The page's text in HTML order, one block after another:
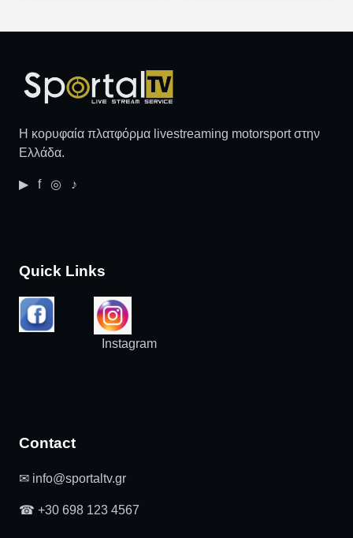
Η κορυφαία πλατφόρμα livestreaming motorsport στην
Ελλάδα.
▶ f ◎ ♪
Quick Links
Instagram
Contact
✉ info@sportaltv.gr
☎ +30 698 123 4567